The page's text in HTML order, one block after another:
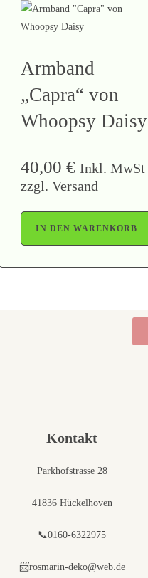
Armband
„Capra“ von
Whoopsy Daisy
40,00 € Inkl. MwSt
zzgl. Versand
IN DEN WARENKORB
Kontakt
Parkhofstrasse 28
41836 Hückelhoven
📞0160-6322975
📨rosmarin-deko@web.de